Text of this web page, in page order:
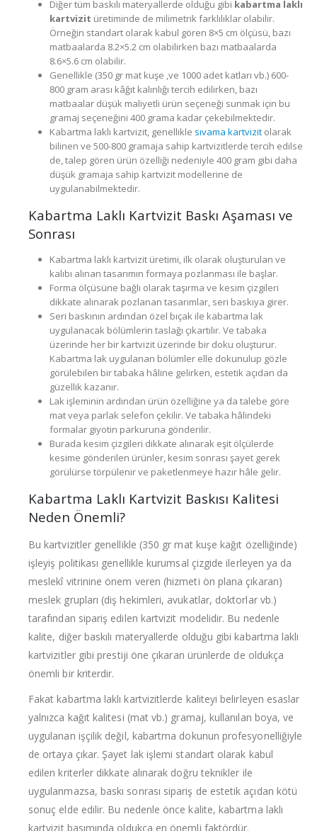
Diğer tüm baskılı materyallerde olduğu gibi kabartma laklı
kartvizit üretiminde de milimetrik farklılıklar olabilir.
Örneğin standart olarak kabul gören 8×5 cm ölçüsü, bazı
matbaalarda 8.2×5.2 cm olabilirken bazı matbaalarda
8.6×5.6 cm olabilir.
Genellikle (350 gr mat kuşe ,ve 1000 adet katları vb.) 600-
800 gram arası kâğıt kalınlığı tercih edilirken, bazı
matbaalar düşük maliyetli ürün seçeneği sunmak için bu
gramaj seçeneğini 400 grama kadar çekebilmektedir.
Kabartma laklı kartvizit, genellikle sıvama kartvizitolarak
bilinen ve 500-800 gramaja sahip kartvizitlerde tercih edilse
de, talep gören ürün özelliği nedeniyle 400 gram gibi daha
düşük gramaja sahip kartvizit modellerine de
uygulanabilmektedir.
Kabartma Laklı Kartvizit Baskı Aşaması ve
Sonrası
Kabartma laklı kartvizit üretimi, ilk olarak oluşturulan ve
kalıbı alınan tasarımın formaya pozlanması ile başlar.
Forma ölçüsüne bağlı olarak taşırma ve kesim çizgileri
dikkate alınarak pozlanan tasarımlar, seri baskıya girer.
Seri baskının ardından özel bıçak ile kabartma lak
uygulanacak bölümlerin taslağı çıkartılır. Ve tabaka
üzerinde her bir kartvizit üzerinde bir doku oluşturur.
Kabartma lak uygulanan bölümler elle dokunulup gözle
görülebilen bir tabaka hâline gelirken, estetik açıdan da
güzellik kazanır.
Lak işleminin ardından ürün özelliğine ya da talebe göre
mat veya parlak selefon çekilir. Ve tabaka hâlindeki
formalar giyotin parkuruna gönderilir.
Burada kesim çizgileri dikkate alınarak eşit ölçülerde
kesime gönderilen ürünler, kesim sonrası şayet gerek
görülürse törpülenir ve paketlenmeye hazır hâle gelir.
Kabartma Laklı Kartvizit Baskısı Kalitesi
Neden Önemli?
Bu kartvizitler genellikle (350 gr mat kuşe kağıt özelliğinde)
işleyiş politikası genellikle kurumsal çizgide ilerleyen ya da
meslekî vitrinine önem veren (hizmeti ön plana çıkaran)
meslek grupları (diş hekimleri, avukatlar, doktorlar vb.)
tarafından sipariş edilen kartvizit modelidir. Bu nedenle
kalite, diğer baskılı materyallerde olduğu gibi kabartma laklı
kartvizitler gibi prestiji öne çıkaran ürünlerde de oldukça
önemli bir kriterdir.
Fakat kabartma laklı kartvizitlerde kaliteyi belirleyen esaslar
yalnızca kağıt kalitesi (mat vb.) gramaj, kullanılan boya, ve
uygulanan işçilik değil, kabartma dokunun profesyonelliğiyle
de ortaya çıkar. Şayet lak işlemi standart olarak kabul
edilen kriterler dikkate alınarak doğru teknikler ile
uygulanmazsa, baskı sonrası sipariş de estetik açıdan kötü
sonuç elde edilir. Bu nedenle önce kalite, kabartma laklı
kartvizit basımında oldukça en önemli faktördür.